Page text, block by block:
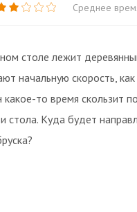
Среднее
столе лежит
начальную скорость, как
какое-то время скользит по
стола. Куда будет